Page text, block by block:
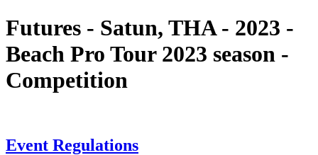
Futures - Satun, THA - 2023 -
Beach Pro Tour 2023 season -
Competition
Event Regulations